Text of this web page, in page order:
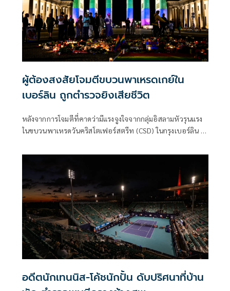
ผู้ต้องสงสัยโจมตีขบวนพาเหรดเกย์ใน
เบอร์ลิน ถูกตำรวจยิงเสียชีวิต
หลังจากการโจมตีที่คาดว่ามีแรงจูงใจจากกลุ่มอิสลามหัวรุนแรง
ในขบวนพาเหรดวันคริสโตเฟอร์สตรีท (CSD) ในกรุงเบอร์ลิน ผู้
อดีตนักเทนนิส-โค้ชนักปั้น ดับปริศนาที่บ้าน